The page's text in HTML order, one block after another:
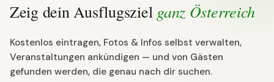
Zeig dein Ausflugsziel ganz Österreich
Kostenlos eintragen, Fotos & Infos selbst verwalten,
Veranstaltungen ankündigen — und von Gästen
gefunden werden, die genau nach dir suchen.